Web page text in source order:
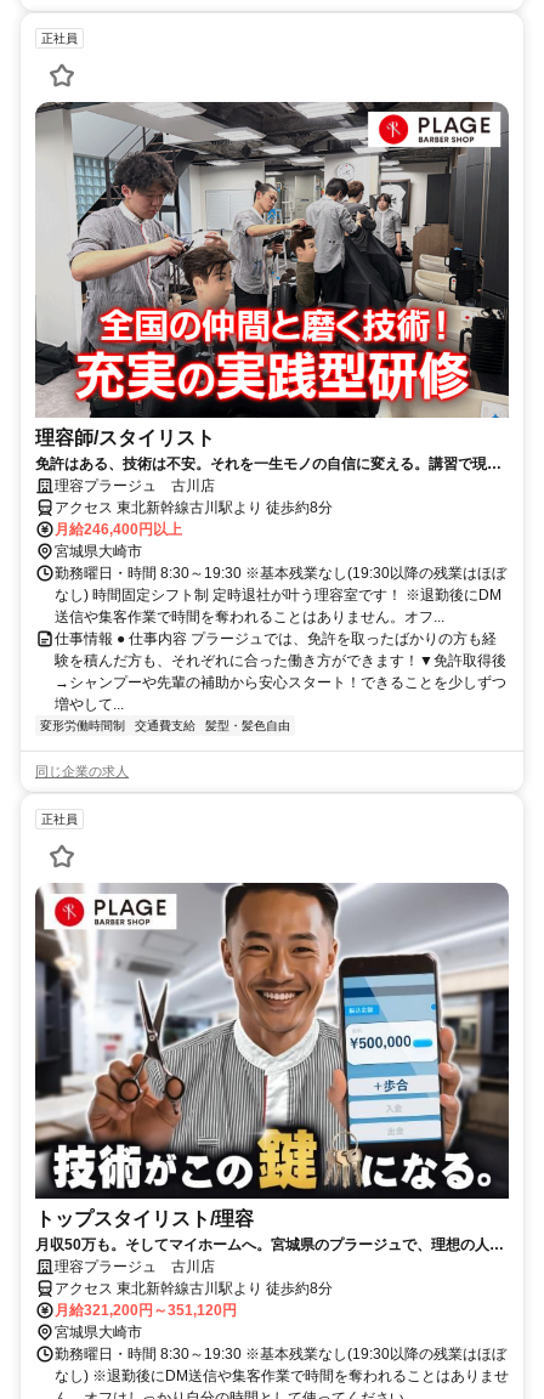
正社員
理容師/スタイリスト
免許はある、技術は不安。それを一生モノの自信に変える。講習で現場
に活きる「今の技術」を。
理容プラージュ 古川店
アクセス 東北新幹線古川駅より 徒歩約8分
月給246,400円以上
宮城県大崎市
勤務曜日・時間 8:30～19:30 ※基本残業なし(19:30以降の残業はほぼ
なし) 時間固定シフト制 定時退社が叶う理容室です！ ※退勤後にDM
送信や集客作業で時間を奪われることはありません。オフ...
仕事情報 ● 仕事内容 プラージュでは、免許を取ったばかりの方も経
験を積んだ方も、それぞれに合った働き方ができます！▼免許取得後
→シャンプーや先輩の補助から安心スタート！できることを少しずつ
増やして...
変形労働時間制 交通費支給 髪型・髪色自由
同じ企業の求人
正社員
トップスタイリスト/理容
月収50万も。そしてマイホームへ。宮城県のプラージュで、理想の人生
を現実にしませんか？
理容プラージュ 古川店
アクセス 東北新幹線古川駅より 徒歩約8分
月給321,200円～351,120円
宮城県大崎市
勤務曜日・時間 8:30～19:30 ※基本残業なし(19:30以降の残業はほぼ
なし) ※退勤後にDM送信や集客作業で時間を奪われることはありませ